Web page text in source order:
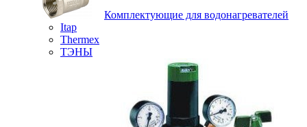
Комплектующие для водонагревателей
Itap
Thermex
ТЭНЫ